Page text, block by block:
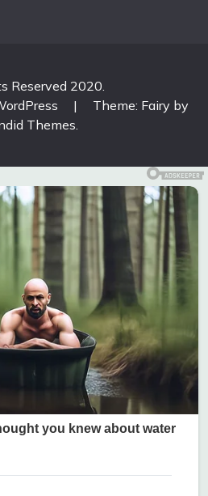
Reserved 2020.
|
Theme: Fairy by
Themes